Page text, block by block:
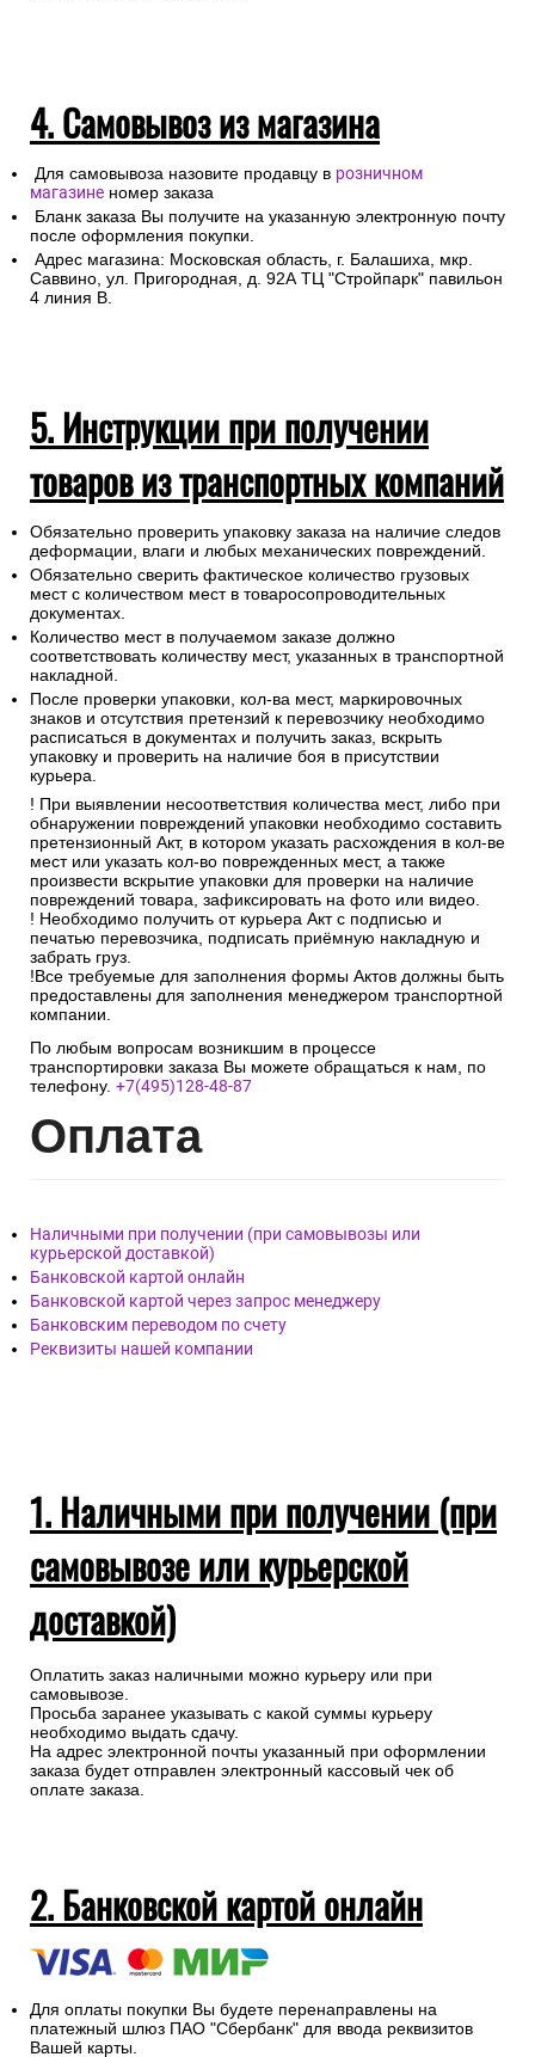
4. Самовывоз из магазина
Для самовывоза назовите продавцу в розничном
магазине номер заказа
Бланк заказа Вы получите на указанную электронную почту
после оформления покупки.
Адрес магазина: Московская область, г. Балашиха, мкр.
Саввино, ул. Пригородная, д. 92А ТЦ "Стройпарк" павильон
4 линия В.
5. Инструкции при получении
товаров из транспортных компаний
Обязательно проверить упаковку заказа на наличие следов
деформации, влаги и любых механических повреждений.
Обязательно сверить фактическое количество грузовых
мест с количеством мест в товаросопроводительных
документах.
Количество мест в получаемом заказе должно
соответствовать количеству мест, указанных в транспортной
накладной.
После проверки упаковки, кол-ва мест, маркировочных
знаков и отсутствия претензий к перевозчику необходимо
расписаться в документах и получить заказ, вскрыть
упаковку и проверить на наличие боя в присутствии
курьера.
! При выявлении несоответствия количества мест, либо при
обнаружении повреждений упаковки необходимо составить
претензионный Акт, в котором указать расхождения в кол-ве
мест или указать кол-во поврежденных мест, а также
произвести вскрытие упаковки для проверки на наличие
повреждений товара, зафиксировать на фото или видео.
! Необходимо получить от курьера Акт с подписью и
печатью перевозчика, подписать приёмную накладную и
забрать груз.
!Все требуемые для заполнения формы Актов должны быть
предоставлены для заполнения менеджером транспортной
компании.
По любым вопросам возникшим в процессе
транспортировки заказа Вы можете обращаться к нам, по
телефону. +7(495)128-48-87
Оплата
Наличными при получении (при самовывозы или
курьерской доставкой)
Банковской картой онлайн
Банковской картой через запрос менеджеру
Банковским переводом по счету
Реквизиты нашей компании
1. Наличными при получении (при
самовывозе или курьерской
доставкой)
Оплатить заказ наличными можно курьеру или при
самовывозе.
Просьба заранее указывать с какой суммы курьеру
необходимо выдать сдачу.
На адрес электронной почты указанный при оформлении
заказа будет отправлен электронный кассовый чек об
оплате заказа.
2. Банковской картой онлайн
Для оплаты покупки Вы будете перенаправлены на
платежный шлюз ПАО "Сбербанк" для ввода реквизитов
Вашей карты.